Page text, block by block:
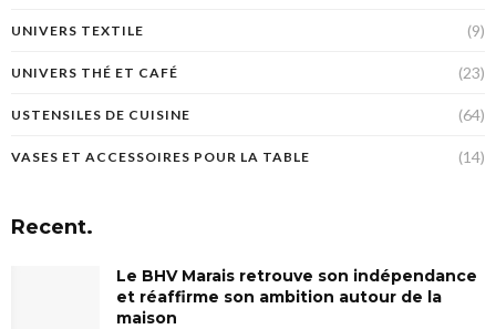
UNIVERS TEXTILE (9)
UNIVERS THÉ ET CAFÉ (23)
USTENSILES DE CUISINE (64)
VASES ET ACCESSOIRES POUR LA TABLE (14)
Recent.
Le BHV Marais retrouve son indépendance
et réaffirme son ambition autour de la
maison